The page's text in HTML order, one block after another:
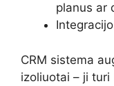
planus ar
CRM sistema
izoliuotai – ji